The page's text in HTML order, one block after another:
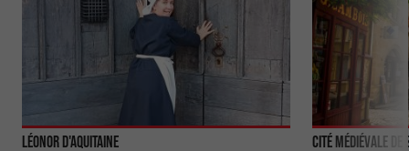
Léonor d'Aquitaine Cité médiévale